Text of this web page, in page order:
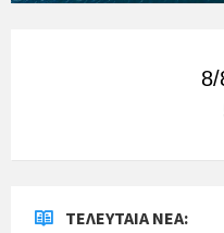
ΤΕΛΕΥΤΑΊΑ ΝΈΑ: